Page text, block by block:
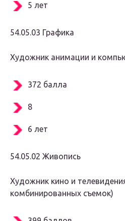
5 лет
54.05.03 Графика
Художник анимации и
372 балла
8
6 лет
54.05.02 Живопись
Художник кино и
комбинированных съемок)